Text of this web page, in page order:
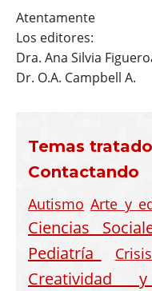
Atentamente
Los editores:
Dra. Ana Silvia
Dr. O.A. Campbell A.
Temas
Contactando
Autismo Arte y
Ciencias
Pediatría
Creatividad